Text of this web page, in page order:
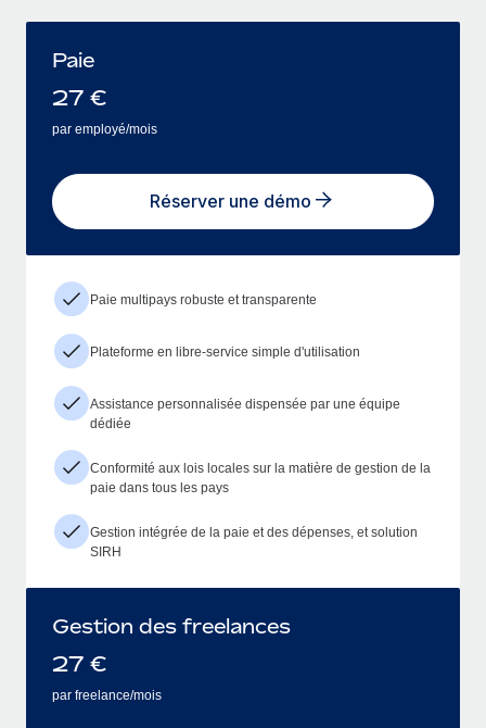
Paie
27 €
par employé/mois
Réserver une démo
Paie multipays robuste et transparente
Plateforme en libre-service simple d'utilisation
Assistance personnalisée dispensée par une équipe
dédiée
Conformité aux lois locales sur la matière de gestion de la
paie dans tous les pays
Gestion intégrée de la paie et des dépenses, et solution
SIRH
Gestion des freelances
27 €
par freelance/mois